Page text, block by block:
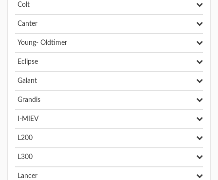
Colt
Canter
Young- Oldtimer
Eclipse
Galant
Grandis
I-MIEV
L200
L300
Lancer